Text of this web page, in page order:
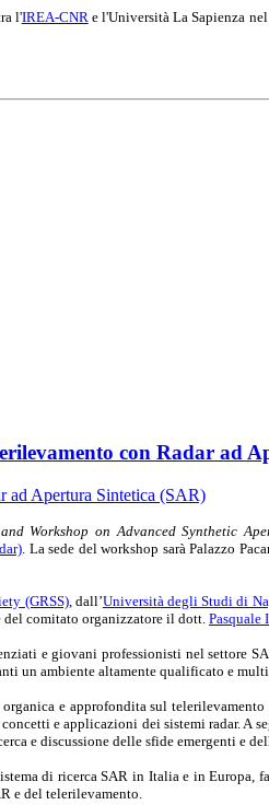
l'IREA-CNRe l'Università La Sapienza
con Radar ad
Workshop on Advanced Synthetic
. La sede del workshop sarà Palazzo
(GRSS), dall’Università degli Studi di
del comitato organizzatore il dott. Pasquale
e giovani professionisti nel settore
un ambiente altamente qualificato e
e approfondita sul
e applicazioni dei sistemi radar. A
e discussione delle sfide emergenti e
di ricerca SAR in Italia e in
e del telerilevamento.